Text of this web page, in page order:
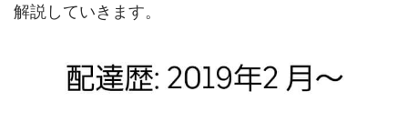
解説していきます。